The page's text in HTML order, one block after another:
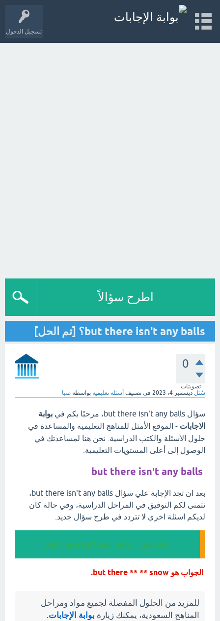
تسجيل الدخول
اطرح سؤالاً
but there isn't any balls؟ [تم الحل]
0
تصويتات
سُئل ديسمبر 4، 2023 في تصنيف أسئلة تعليمية بواسطة صبا
سؤال but there isn't any balls، مرحبًا بكم في
بوابة
الاجابات - الموقع الأمثل للمناهج التعليمية والمساعدة في
حلول الأسئلة والكتب الدراسية. نحن هنا لمساعدتك في
الوصول إلى أعلى المستويات التعليمية.
but there isn't any balls
بعد ان تجد الإجابة علي سؤال but there isn't any balls،
نتمنى لكم التوفيق في المراحل الدراسية، وفي حالة كان
لديكم اسئلة اخري لا تتردد في طرح سؤال جديد.
إجابة سؤال but there isn't any balls
الجواب هو but there ** ** snow.
للمزيد من الحلول المفصلة لجميع مواد ومراحل
المناهج السعودية، يمكنك زيارة بوابة الإجابات.